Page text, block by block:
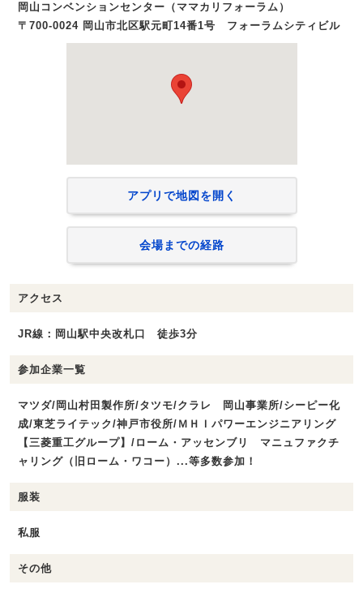
岡山コンベンションセンター（ママカリフォーラム）
〒700-0024 岡山市北区駅元町14番1号 フォーラムシティビル
アプリで地図を開く
会場までの経路
アクセス
JR線：岡山駅中央改札口 徒歩3分
参加企業一覧
マツダ/岡山村田製作所/タツモ/クラレ 岡山事業所/シーピー化
成/東芝ライテック/神戸市役所/ＭＨＩパワーエンジニアリング
【三菱重工グループ】/ローム・アッセンブリ マニュファクチ
ャリング（旧ローム・ワコー）...等多数参加！
服装
私服
その他